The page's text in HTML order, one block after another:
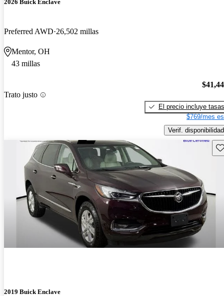
2026 Buick Enclave
Preferred AWD 26,502 millas
Mentor, OH
43 millas
Trato justo
El precio incluye tasas
$769/mes
Verif. disponibilidad
2019 Buick Enclave